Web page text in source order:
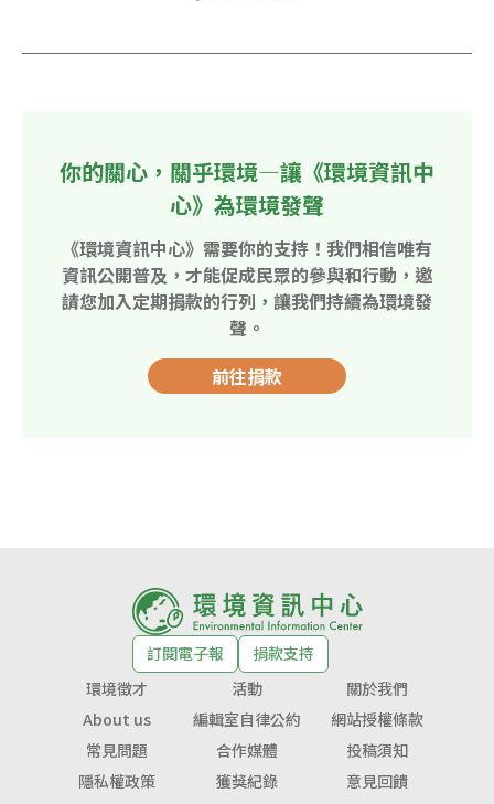
你的關心，關乎環境—讓《環境資訊中
心》為環境發聲
《環境資訊中心》需要你的支持！我們相信唯有
資訊公開普及，才能促成民眾的參與和行動，邀
請您加入定期捐款的行列，讓我們持續為環境發
聲。
前往捐款
訂閱電子報
捐款支持
環境徵才
活動
關於我們
About us
編輯室自律公約
網站授權條款
常見問題
合作媒體
投稿須知
隱私權政策
獲獎紀錄 意見回饋